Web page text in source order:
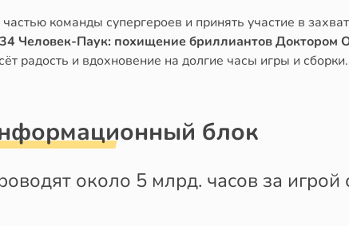
команды супергероев и принять участие в
Человек-Паук: похищение бриллиантов Доктором
радость и вдохновение на долгие часы игры и сборки.
блок
около 5 млрд. часов за игрой